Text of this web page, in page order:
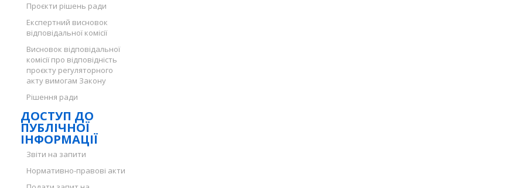
Проєкти рішень ради
Експертний висновок
відповідальної комісії
Висновок відповідальної
комісії про відповідність
проєкту регуляторного
акту вимогам Закону
Рішення ради
ДОСТУП ДО
ПУБЛІЧНОЇ
ІНФОРМАЦІЇ
Звіти на запити
Нормативно-правові акти